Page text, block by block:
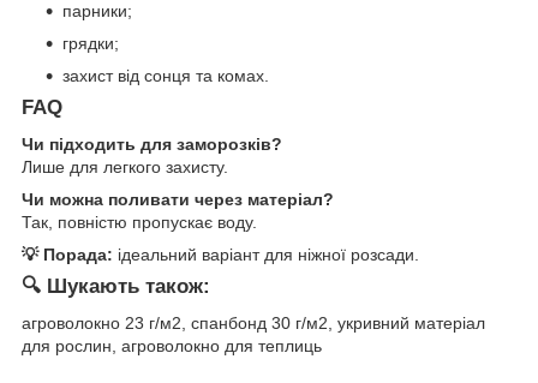
парники;
грядки;
захист від сонця та комах.
FAQ
Чи підходить для заморозків?
Лише для легкого захисту.
Чи можна поливати через матеріал?
Так, повністю пропускає воду.
💡 Порада: ідеальний варіант для ніжної розсади.
🔍 Шукають також:
агроволокно 23 г/м2, спанбонд 30 г/м2, укривний матеріал
для рослин, агроволокно для теплиць